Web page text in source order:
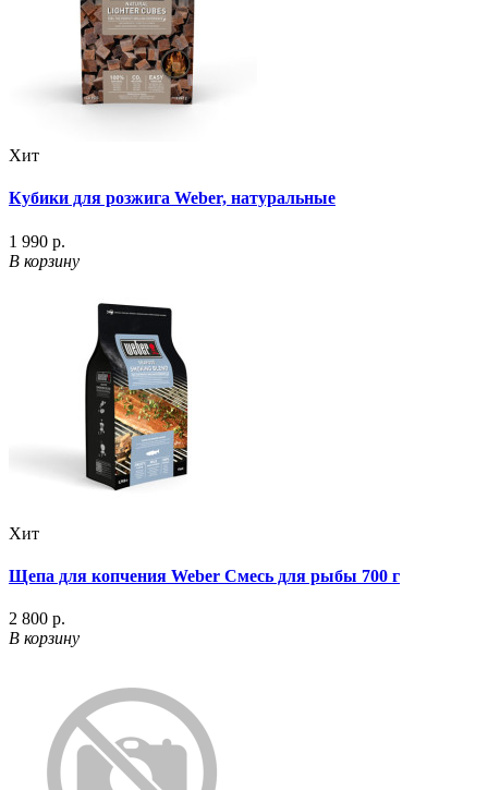
Хит
Кубики для розжига Weber, натуральные
1 990 р.
В корзину
Хит
Щепа для копчения Weber Смесь для рыбы 700 г
2 800 р.
В корзину